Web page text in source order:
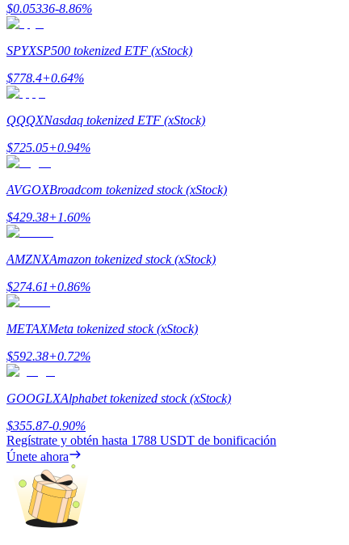
Bloqueos BTR
Inversiones exclusivas para titulares de BTR
Préstamos
Servicio de préstamos respaldado por criptomonedas
$0.05336-8.86%
SPYXSP500 tokenized ETF (xStock)
$778.4+0.64%
QQQXNasdaq tokenized ETF (xStock)
$725.05+0.94%
AVGOXBroadcom tokenized stock (xStock)
$429.38+1.60%
AMZNXAmazon tokenized stock (xStock)
$274.61+0.86%
METAXMeta tokenized stock (xStock)
$592.38+0.72%
GOOGLXAlphabet tokenized stock (xStock)
$355.87-0.90%
Regístrate y obtén hasta 1788 USDT de bonificación
Únete ahora